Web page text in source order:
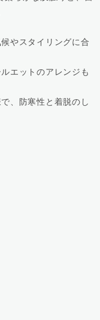
やスタイリングに合
エットのアレンジも
、防寒性と着脱のし